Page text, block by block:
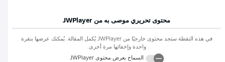
محتوى تحريري موصى به من JWPlayer
في هذه النقطة ستجد محتوى خارجيًا منJWPlayer يُكمل المقالة. يُمكنك عرضها بنقرة
واحدة وإخفائها مرة أخرى.
السماح بعرض محتوىJWPlayer